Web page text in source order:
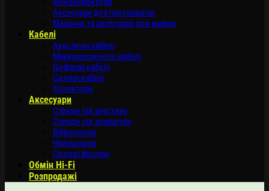
Аксесуари для програвачів
Машини та аксесуари для мийки
Кабелі
Акустичні кабелі
Міжкомпонентні кабелі
Цифрові кабелі
Силові кабелі
Конектори
Аксесуари
Стенди під акустику
Стенди під апаратуру
Віброопори
Навушники
Силові фільтри
Обмін Hi-Fi
Розпродажі